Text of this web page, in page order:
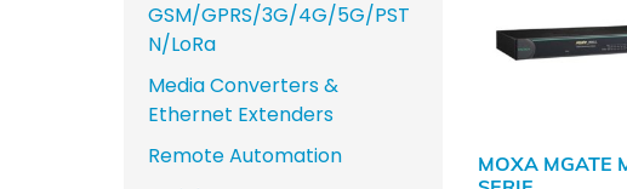
MOXA MGATE
GSM/GPRS/3G/4G/5G/PST
N/LoRa
Media Converters &
Ethernet Extenders
Remote Automation